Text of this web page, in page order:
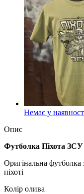
Немає у
Опис
Футболка Піхота ЗСУ
Оригінальна футболка
піхоті
Колір олива